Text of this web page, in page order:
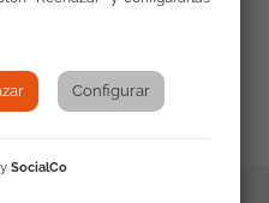
de la Diversidad
Configurar
SocialCo